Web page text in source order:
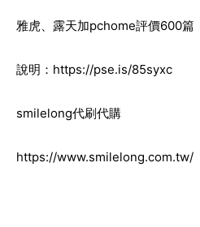
雅虎、露天加pchome評價600篇
說明： https://pse.is/85syxc
smilelong代刷代購
https://www.smilelong.com.tw/